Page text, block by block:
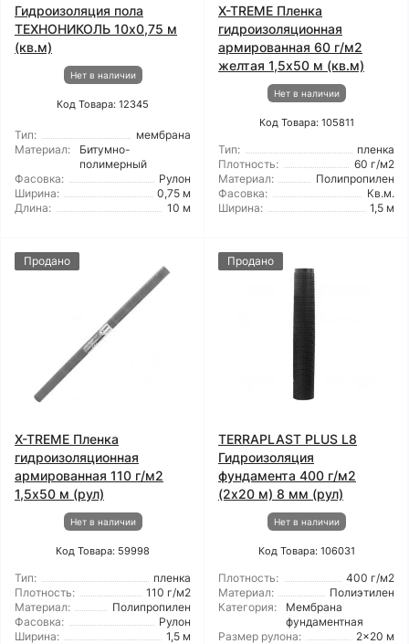
Гидроизоляция пола
ТЕХНОНИКОЛЬ 10x0,75 м
(кв.м)
Нет в наличии
Код Товара: 12345
Тип:
мембрана
Материал:
Битумно-
полимерный
Фасовка:
Рулон
Ширина:
0,75 м
Длина:
10 м
X-TREME Пленка
гидроизоляционная
армированная 60 г/м2
желтая 1,5x50 м (кв.м)
Нет в наличии
Код Товара: 105811
Тип:
пленка
Плотность:
60 г/м2
Материал:
Полипропилен
Фасовка:
Кв.м.
Ширина:
1,5 м
Продано
X-TREME Пленка
гидроизоляционная
армированная 110 г/м2
1,5x50 м (рул)
Нет в наличии
Код Товара: 59998
Тип:
пленка
Плотность:
110 г/м2
Материал:
Полипропилен
Фасовка:
Рулон
Ширина:
1,5 м
Продано
TERRAPLAST PLUS L8
Гидроизоляция
фундамента 400 г/м2
(2x20 м) 8 мм (рул)
Нет в наличии
Код Товара: 106031
Плотность:
400 г/м2
Материал:
Полиэтилен
Категория:
Мембрана
фундаментная
Размер рулона:
2x20 м